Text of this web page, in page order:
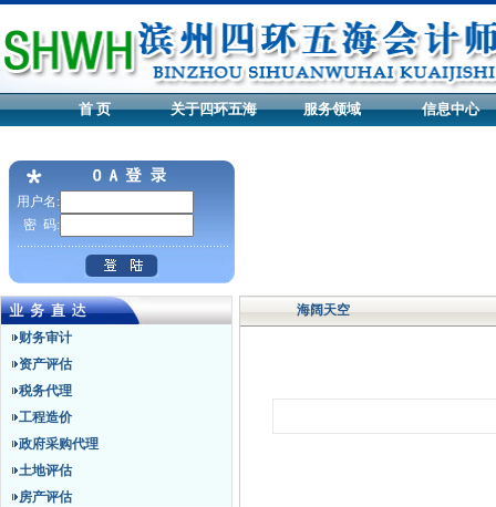
首 页 关于四环五海 服务领域 信息中心
用户名:
密 码:
财务审计
资产评估
税务代理
工程造价
政府采购代理
土地评估
房产评估
海阔天空